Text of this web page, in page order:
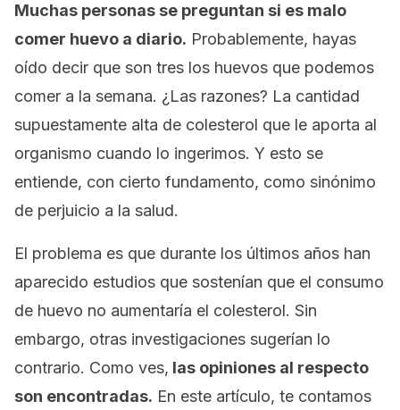
Muchas personas se preguntan si es malo
comer huevo a diario. Probablemente, hayas
oído decir que son tres los huevos que podemos
comer a la semana. ¿Las razones? La cantidad
supuestamente alta de colesterol que le aporta al
organismo cuando lo ingerimos. Y esto se
entiende, con cierto fundamento, como sinónimo
de perjuicio a la salud.
El problema es que durante los últimos años han
aparecido estudios que sostenían que el consumo
de huevo no aumentaría el colesterol. Sin
embargo, otras investigaciones sugerían lo
contrario. Como ves, las opiniones al respecto
son encontradas. En este artículo, te contamos